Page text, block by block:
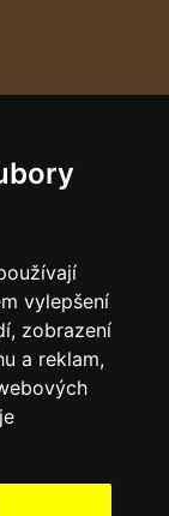
vylepšení
zobrazení
a reklam,